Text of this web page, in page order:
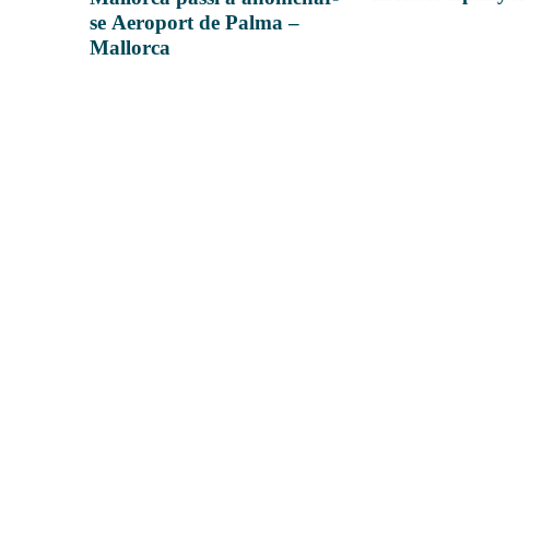
se Aeroport de Palma –
Mallorca